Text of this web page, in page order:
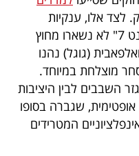
לצד אלו, ענקיות
הטכנולוגיה המכונות ה"מאגניפיסנט 7" לא נשארו מחוץ
(גוגל) נהנו
מוצלחת במיוחד.
השבבים לבין היציבות
שגברה בסופו
המטרידים